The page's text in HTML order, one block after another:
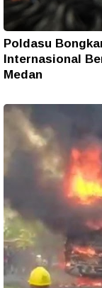
Poldasu
Internasional
Medan